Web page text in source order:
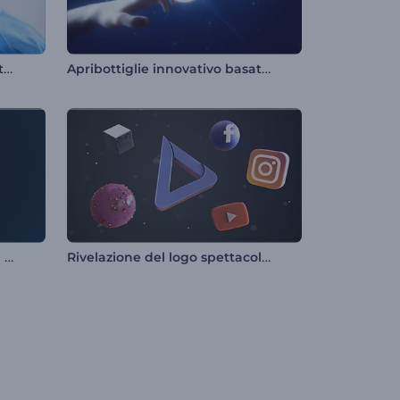
Rivelazione del logo su tessuto di seta Apribottiglie innovativo basato sull'intelligenza artificiale
Rivelazione del logo di Rising Smoke Rivelazione del logo spettacolare